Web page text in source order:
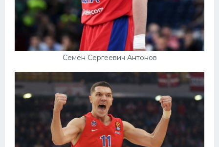
Семён Сергеевич Антонов